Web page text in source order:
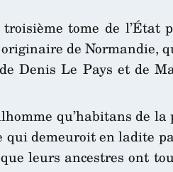
tome de l’État
de Normandie,
Denis Le Pays et de
qu’habitans de la
demeuroit en ladite
leurs ancestres ont